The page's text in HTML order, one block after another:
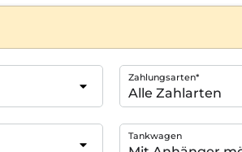
Zahlungsarten*
Tankwagen